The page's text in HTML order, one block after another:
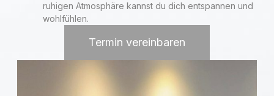
ruhigen Atmosphäre kannst du dich entspannen und
wohlfühlen.
Termin vereinbaren